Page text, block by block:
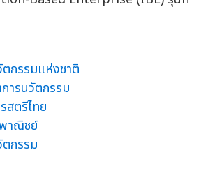
กรรมแห่งชาติ
ารนวัตกรรม
สตรีไทย
พาณิชย์
กรรม